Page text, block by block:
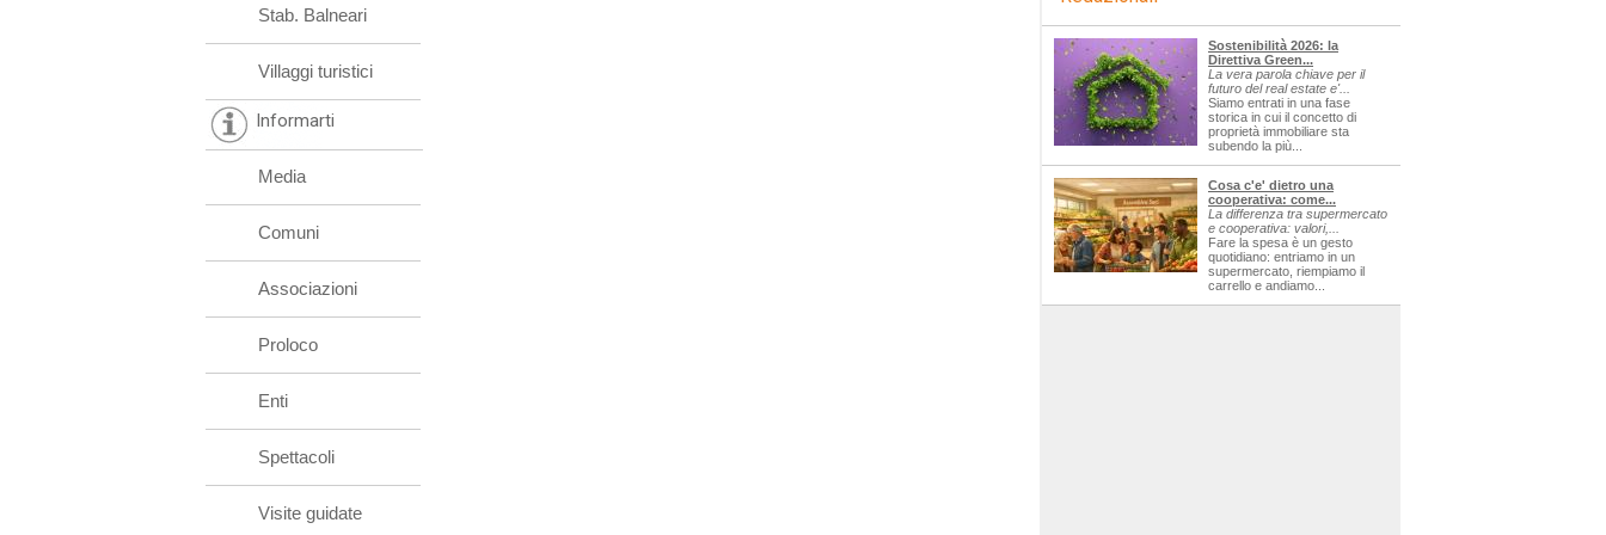
Stab. Balneari
Villaggi turistici
Informarti
Media
Comuni
Associazioni
Proloco
Enti
Spettacoli
Visite guidate
Sostenibilità 2026: la
Direttiva Green...
La vera parola chiave per il
futuro del real estate e'...
Siamo entrati in una fase
storica in cui il concetto di
proprietà immobiliare sta
subendo la più...
Cosa c'e' dietro una
cooperativa: come...
La differenza tra supermercato
e cooperativa: valori,...
Fare la spesa è un gesto
quotidiano: entriamo in un
supermercato, riempiamo il
carrello e andiamo...